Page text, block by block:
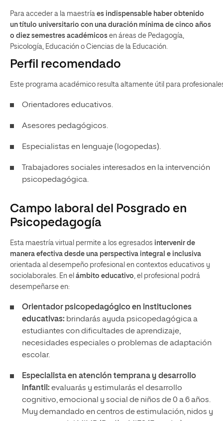
Para acceder a la maestría es indispensable haber obtenido
un título universitario con una duración mínima de cinco años
o diez semestres académicos en áreas de Pedagogía,
Psicología, Educación o Ciencias de la Educación.
Perfil recomendado
Este programa académico resulta altamente útil para
Orientadores educativos.
Asesores pedagógicos.
Especialistas en lenguaje (logopedas).
Trabajadores sociales interesados en la intervención
psicopedagógica.
Campo laboral del Posgrado en
Psicopedagogía
Esta maestría virtual permite a los egresados intervenir de
manera efectiva desde una perspectiva integral e inclusiva
orientada al desempeño profesional en contextos educativos y
sociolaborales. En el ámbito educativo , el profesional podrá
desempeñarse en:
Orientador psicopedagógico en instituciones
educativas: brindarás ayuda psicopedagógica a
estudiantes con dificultades de aprendizaje,
necesidades especiales o problemas de adaptación
escolar.
Especialista en atención temprana y desarrollo
infantil: evaluarás y estimularás el desarrollo
cognitivo, emocional y social de niños de 0 a 6 años.
Muy demandado en centros de estimulación, nidos y